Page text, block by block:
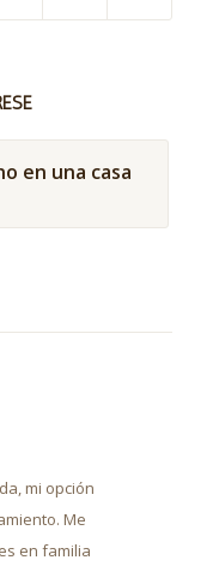
en una casa
mi opción
Me
en familia